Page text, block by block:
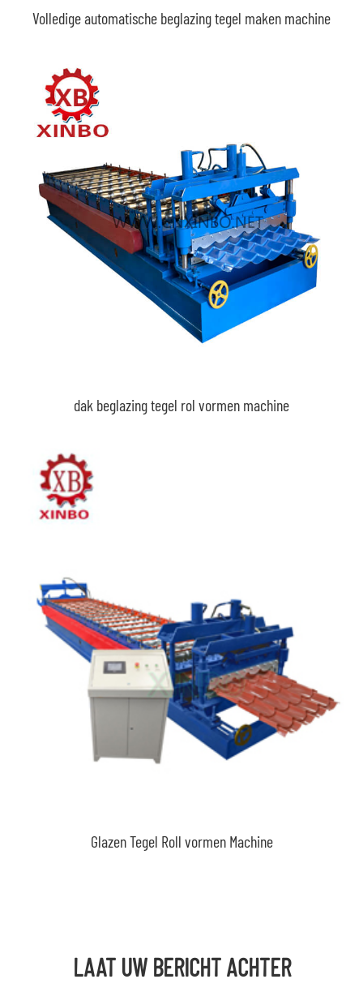
Volledige automatische beglazing tegel maken machine
dak beglazing tegel rol vormen machine
Glazen Tegel Roll vormen Machine
LAAT UW BERICHT ACHTER